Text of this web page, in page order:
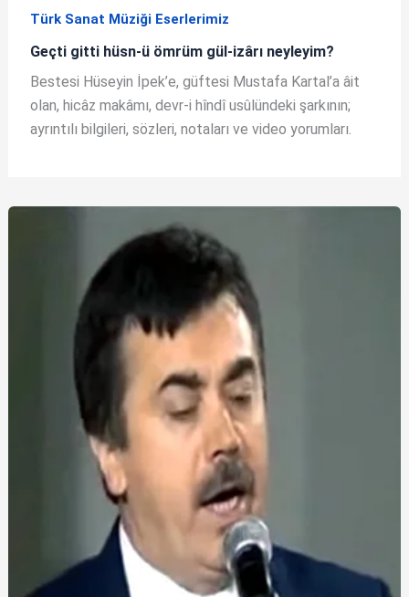
Türk Sanat Müziği Eserlerimiz
Geçti gitti hüsn-ü ömrüm gül-izârı neyleyim?
Bestesi Hüseyin İpek’e, güftesi Mustafa Kartal’a âit
olan, hicâz makâmı, devr-i hîndî usûlündeki şarkının;
ayrıntılı bilgileri, sözleri, notaları ve video yorumları.